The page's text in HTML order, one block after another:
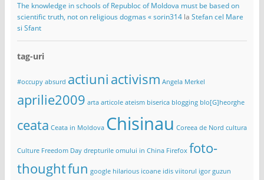
The knowledge in schools of Republoc of Moldova must be based on
scientific truth, not on religious dogmas « sorin314la Stefan cel Mare
si Sfant
tag-uri
#occupy absurd actiuni activism Angela Merkel
aprilie2009 arta articole ateism biserica blogging blo[G]heorghe
ceata Ceata in Moldova Chisinau Coreea de Nord cultura
Culture Freedom Day drepturile omului in China Firefox foto-
thoughtfun google hilarious icoane idis viitorul igor guzun